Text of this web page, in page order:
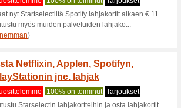
Alennuskupongit